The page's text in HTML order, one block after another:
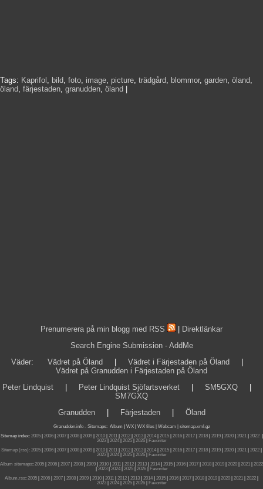
Tags: Kaprifol , bild, foto, image, picture, trädgård, blommor, garden, öland,
öland, färjestaden, granudden, öland
Prenumerera på min blogg med RSS
Direktlänkar
Search Engine Submission - AddMe
Väder: Vädret på Öland Vädret i Färjestaden på Öland
Vädret på Granudden i Färjestaden på Öland
Peter Lindquist
Peter Lindquist Sjöfartsverket SM5GXQ
SM7GXQ
Granudden| Färjestaden| Öland
Granudden.info- Sitemaps: Album WX WX files | Webcam |
sitemap.xml.gz
Sitemap index: 2005| 2006| 2007| 2008| 2009| 2010| 2011| 2012| 2013| 2014| 2015| 2016| 2017| 2018| 2019| 2020| 2021| 2022|
2023| 2024| 2025| 2026|
Favoriter
Sitemap (rss): 2005 2006 2007 2008 2009 2010 2011 2012 2013 2014 2015 2016 2017 2018 2019 2020 2021 2022
2023| 2024| 2025| 2026|
Favoriter
Album sitemaps: 2005 2006 2007 2008 2009 2010 2011 2012 2013 2014 2015 2016 2017 2018 2019 2020 2021
2022
2023| 2024| 2025| 2026|
Favoriter
Album.rss: 2005 2006 2007 2008 2009 2010 2011 2012 2013 2014 2015 2016 2017 2018 2019 2020 2021 2022
2023| 2024| 2025| 2026|
Favoriter